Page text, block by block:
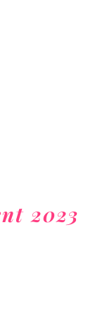
2023